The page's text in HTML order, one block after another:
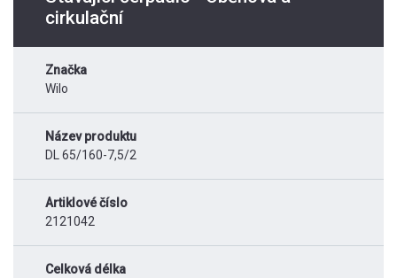
cirkulační
Značka
Wilo
Název produktu
DL 65/160-7,5/2
Artiklové číslo
2121042
Celková délka